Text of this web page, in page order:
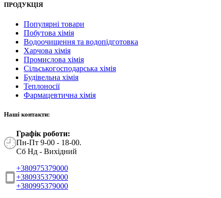
ПРОДУКЦІЯ
Популярні товари
Побутова хімія
Водоочищення та водопідготовка
Харчова хімія
Промислова хімія
Сільськогосподарська хімія
Будівельна хімія
Теплоносії
Фармацевтична хімія
Наші контакти:
Графік роботи:
Пн-Пт 9-00 - 18-00.
Сб Нд - Вихідний
+380975379000
+380935379000
+380995379000